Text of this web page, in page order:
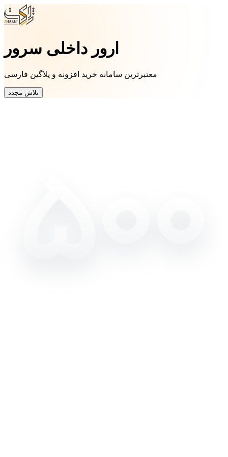
ارور داخلی سرور
معتبرترین سامانه خرید افزونه و پلاگین فارسی
تلاش مجدد